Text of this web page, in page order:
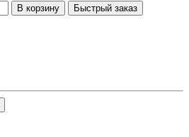
В корзину Быстрый заказ